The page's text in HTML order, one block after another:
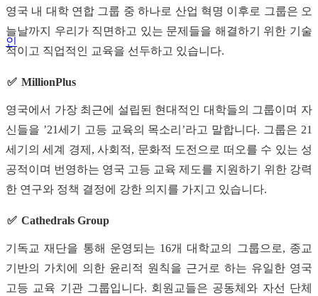
인
영국 내 대학 연합 그룹 중 하나로 산업 혁명 이후로 그룹은 오
늘날까지 우리가 직면하고 있는 문제들을 해결하기 위한 기술
적이고 직업적인 교육을 선두하고 있습니다.
MillionPlus
영국에서 가장 최근에 설립된 현대적인 대학들의 그룹이며 자
신들을 ’21세기 고등 교육의 목소리’라고 말합니다. 그룹은 21
세기의 세계 경제, 사회적, 문화적 도전으로 떠오를 수 있는 성
공적이며 번영하는 영국 고등 교육 제도를 지원하기 위한 강력
한 연구와 정책 결정에 강한 의지를 가지고 있습니다.
Cathedrals Group
기독교 재단을 통해 운영되는 16개 대학교의 그룹으로, 종교
기반의 가치에 의한 윤리적 원칙을 근거로 하는 유일한 영국
고등 교육 기관 그룹입니다. 회원교들은 공동체와 자선 단체